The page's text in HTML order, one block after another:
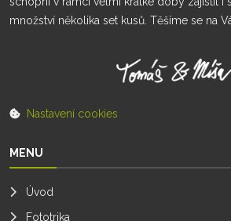
množství několika set kusů. Těšíme se na
Nastavení cookies
MENU
Úvod
Fototrika